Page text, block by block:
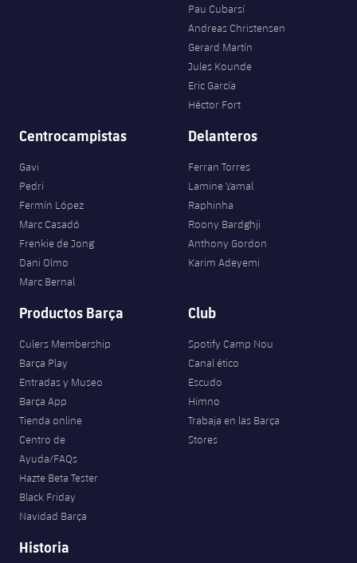
Pau Cubarsí
Andreas Christensen
Gerard Martín
Jules Kounde
Eric García
Héctor Fort
Centrocampistas
Gavi
Pedri
Fermín López
Marc Casadó
Frenkie de Jong
Dani Olmo
Marc Bernal
Delanteros
Ferran Torres
Lamine Yamal
Raphinha
Roony Bardghji
Anthony Gordon
Karim Adeyemi
Productos Barça
Culers Membership
Barça Play
Entradas y Museo
Barça App
Tienda online
Centro de
Ayuda/FAQs
Hazte Beta Tester
Black Friday
Navidad Barça
Club
Spotify Camp Nou
Canal ético
Escudo
Himno
Trabaja en las Barça
Stores
Historia